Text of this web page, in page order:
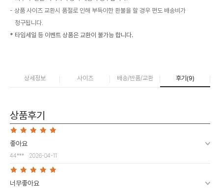
상품 사이즈 교환시 품절로 인해 부득이한 환불을 할 경우 편도 배송비가
청구됩니다.
* 타임세일 등 이벤트 상품은 교환이 불가능 합니다.
상세정보 사이즈 배송/반품/교환 후기(9)
상품후기
좋아요
44*** 2026-04-11
너무좋아요